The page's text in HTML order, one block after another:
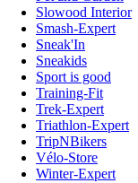
Slowood Interior
Smash-Expert
Sneak'In
Sneakids
Sport is good
Training-Fit
Trek-Expert
Triathlon-Expert
TripNBikers
Vélo-Store
Winter-Expert